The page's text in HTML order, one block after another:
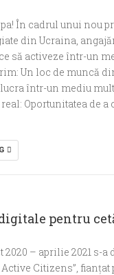
În cadrul unui nou
din Ucraina,
să activeze într-un
Un loc de muncă
într-un mediu
Oportunitatea de
pentru
2020 – aprilie 2021 s-a
Citizens”,